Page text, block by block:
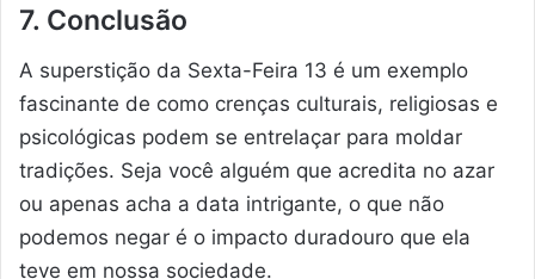
7. Conclusão
A superstição da Sexta-Feira 13 é um exemplo
fascinante de como crenças culturais, religiosas e
psicológicas podem se entrelaçar para moldar
tradições. Seja você alguém que acredita no azar
ou apenas acha a data intrigante, o que não
podemos negar é o impacto duradouro que ela
teve em nossa sociedade.